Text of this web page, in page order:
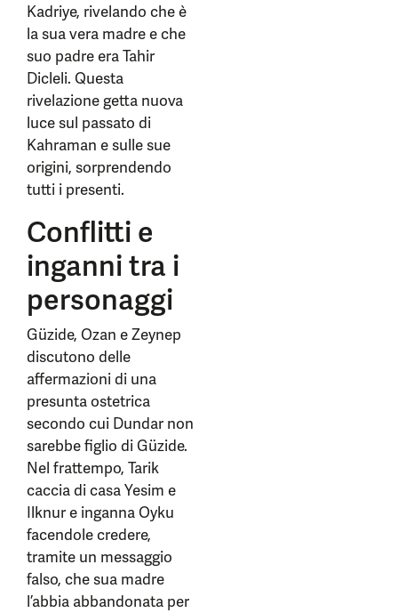
Kadriye, rivelando che è
la sua vera madre e che
suo padre era Tahir
Dicleli. Questa
rivelazione getta nuova
luce sul passato di
Kahraman e sulle sue
origini, sorprendendo
tutti i presenti.
Conflitti e
inganni tra i
personaggi
Güzide, Ozan e Zeynep
discutono delle
affermazioni di una
presunta ostetrica
secondo cui Dundar non
sarebbe figlio di Güzide.
Nel frattempo, Tarik
caccia di casa Yesim e
Ilknur e inganna Oyku
facendole credere,
tramite un messaggio
falso, che sua madre
l’abbia abbandonata per